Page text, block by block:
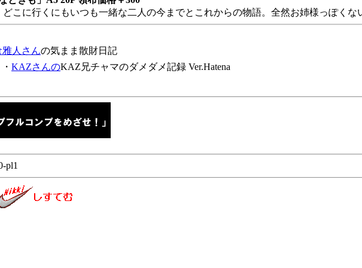
こに行くにもいつも一緒な二人の今までとこれからの物語。全然お姉様っぽくな
雅人さんの気まま散財日記
KAZさんのKAZ兄チャマのダメダメ記録 Ver.Hatena
pl1